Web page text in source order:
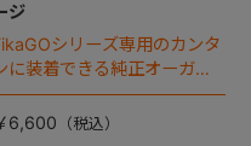
ジ
シリーズ専用のカンタ
に装着できる純正オーガナ
ザー。
6,600